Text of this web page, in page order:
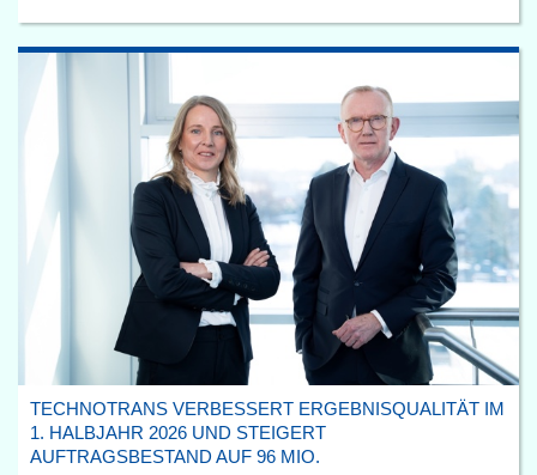
TECHNOTRANS VERBESSERT ERGEBNISQUALITÄT IM
1. HALBJAHR 2026 UND STEIGERT
AUFTRAGSBESTAND AUF 96 MIO.